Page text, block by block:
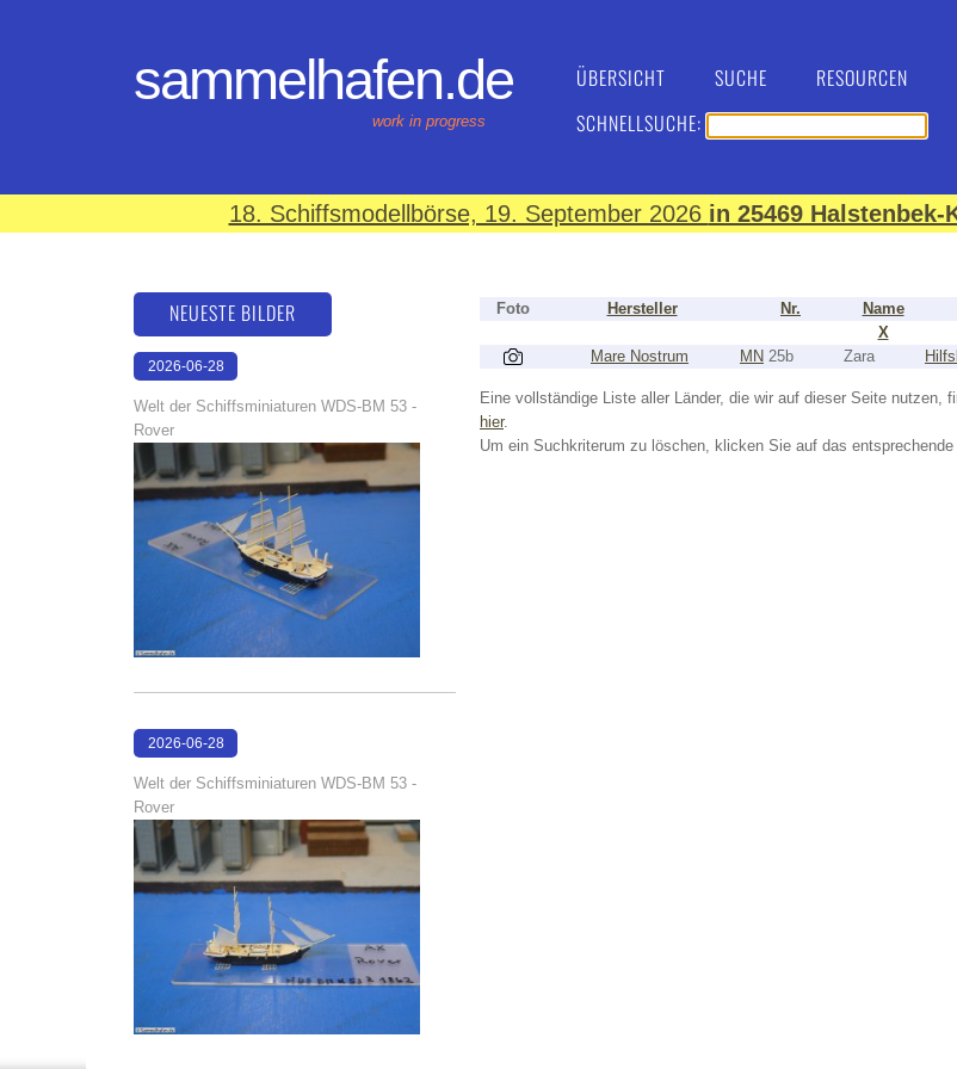
sammelhafen.de
work in progress
ÜBERSICHT SUCHE RESOURCEN
SCHNELLSUCHE:
18. Schiffsmodellbörse, 19. September 2026 in 25469 Halstenbek-
Foto Hersteller Nr. Name
X
Mare Nostrum
MN 25b Zara
Eine vollständige Liste aller Länder, die wir auf dieser Seite nutzen,
hier.
Um ein Suchkriterum zu löschen, klicken Sie auf das
NEUESTE BILDER
2026-06-28
Welt der Schiffsminiaturen WDS-BM 53 -
Rover
2026-06-28
Welt der Schiffsminiaturen WDS-BM 53 -
Rover